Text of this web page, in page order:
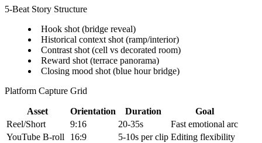
5-Beat Story Structure
Hook shot (bridge reveal)
Historical context shot (ramp/interior)
Contrast shot (cell vs decorated room)
Reward shot (terrace panorama)
Closing mood shot (blue hour bridge)
Platform Capture Grid
Asset Orientation Duration
Goal
Reel/Short
9:16 20-35s
Fast emotional arc
YouTube B-roll
16:9 5-10s per clip Editing flexibility